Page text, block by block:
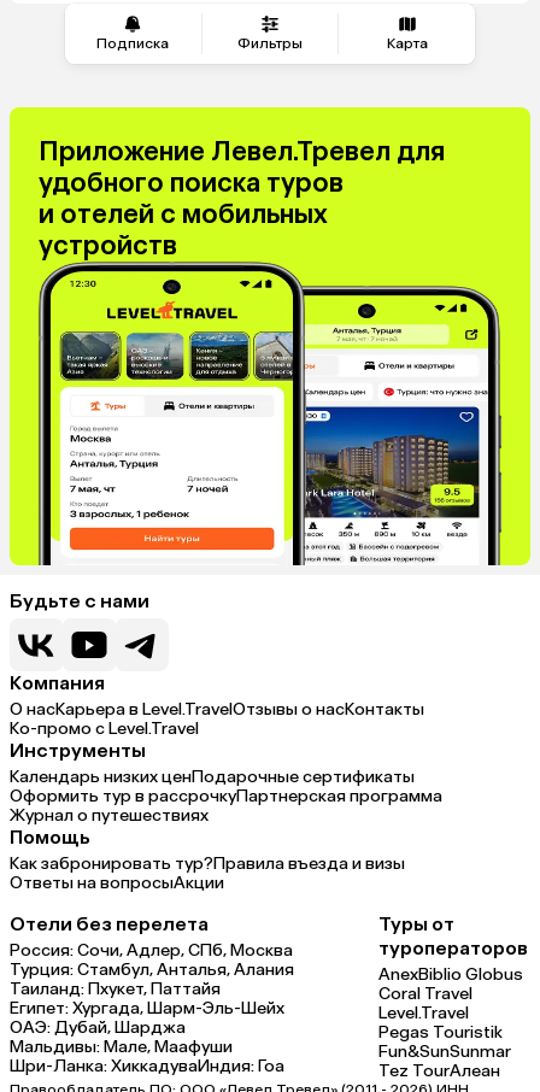
Подписка Фильтры Карта
Приложение Левел.Тревел для
удобного поиска туров
и отелей с мобильных
устройств
Будьте с нами
Компания
О насКарьера в Level.TravelОтзывы о насКонтакты
Ко-промо с Level.Travel
Инструменты
Календарь низких ценПодарочные сертификаты
Оформить тур в рассрочкуПартнерская программа
Журнал о путешествиях
Помощь
Как забронировать тур?Правила въезда и визы
Ответы на вопросыАкции
Отели без перелета
Россия:Сочи,Адлер,СПб,Москва
Турция:Стамбул,Анталья,Алания
Таиланд:Пхукет,Паттайя
Египет:Хургада,Шарм-Эль-Шейх
ОАЭ:Дубай,Шарджа
Мальдивы:Мале,Маафуши
Шри-Ланка:ХиккадуваИндия:Гоа
Туры от
туроператоров
AnexBiblio Globus
Coral Travel
Level.Travel
Pegas Touristik
Fun&SunSunmar
Tez TourАлеан